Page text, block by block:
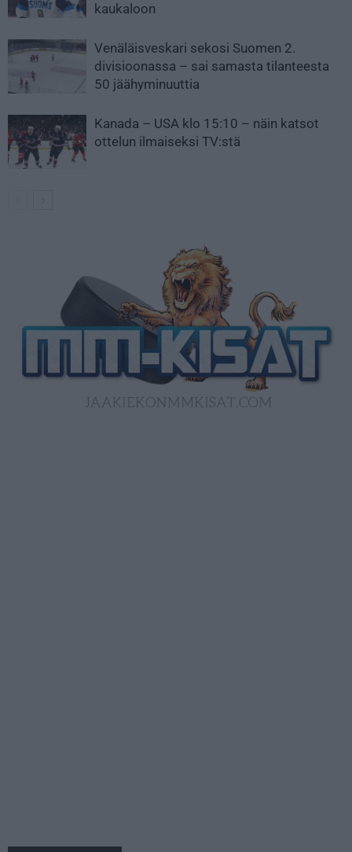
kaukaloon
Venäläisveskari sekosi Suomen 2.
divisioonassa – sai samasta tilanteesta
50 jäähyminuuttia
Kanada – USA klo 15:10 – näin katsot
ottelun ilmaiseksi TV:stä